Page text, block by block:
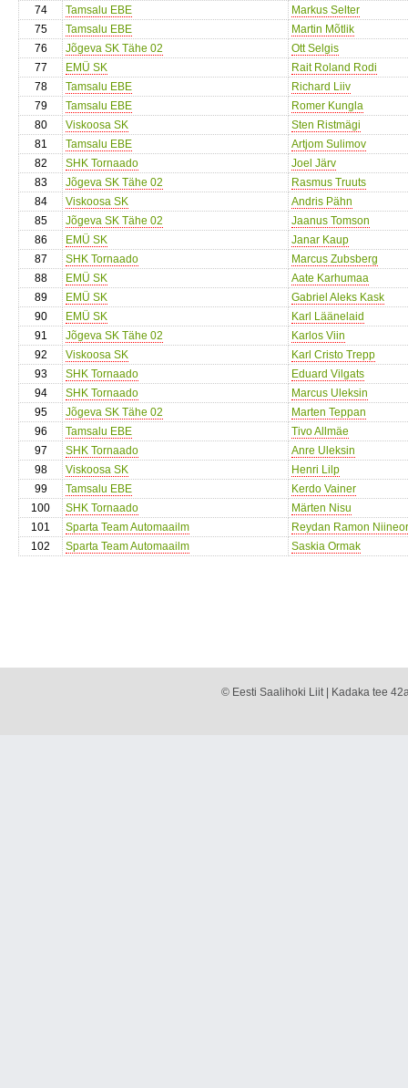
74
Tamsalu EBE
Markus Selter
75
Tamsalu EBE
Martin Mõtlik
76
Jõgeva SK Tähe 02
Ott Selgis
77
EMÜ SK
Rait Roland Rodi
78
Tamsalu EBE
Richard Liiv
79
Tamsalu EBE
Romer Kungla
80
Viskoosa SK
Sten Ristmägi
81
Tamsalu EBE
Artjom Sulimov
82
SHK Tornaado
Joel Järv
83
Jõgeva SK Tähe 02
Rasmus Truuts
84
Viskoosa SK
Andris Pähn
85
Jõgeva SK Tähe 02
Jaanus Tomson
86
EMÜ SK
Janar Kaup
87
SHK Tornaado
Marcus Zubsberg
88
EMÜ SK
Aate Karhumaa
89
EMÜ SK
Gabriel Aleks Kask
90
EMÜ SK
Karl Läänelaid
91
Jõgeva SK Tähe 02
Karlos Viin
92
Viskoosa SK
Karl Cristo Trepp
93
SHK Tornaado
Eduard Vilgats
94
SHK Tornaado
Marcus Uleksin
95
Jõgeva SK Tähe 02
Marten Teppan
96
Tamsalu EBE
Tivo Allmäe
97
SHK Tornaado
Anre Uleksin
98
Viskoosa SK
Henri Lilp
99
Tamsalu EBE
Kerdo Vainer
100
SHK Tornaado
Märten Nisu
101
Sparta Team Automaailm
Reydan Ramon
102
Sparta Team Automaailm Saskia Ormak
© Eesti Saalihoki Liit | Kadaka tee